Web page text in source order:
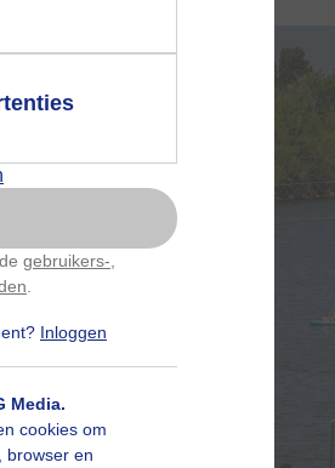
gebruikers-
Inloggen
Media.
cookies om
browser en
op hebt
pop-up uit
later
dag deze pop-up
passen